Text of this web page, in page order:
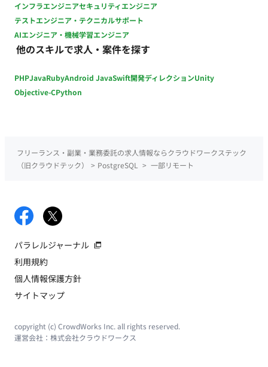
MySQL、SQLite、Redis インフラ／クラウド：Terraform、
Kubernetes、GCP／AWS／Azure コンテナ・仮想化：
Docker、Docker Compose CI／CD：GitHub Actions 監視・エ
ラー監視：Prometheus、Sentry、Cloud Monitoring、Cloud
管理：GitHub プロジェクト管理：GitHub、Notion、Google
Workspace 情報共有ツール：GitHub、Notion、Slack、Miro、
ト/神田駅（出社頻度が多い方を優先致します。） （オフィス：
東京都千代田区神田鍛冶町３丁目３−１ 神田ノースフロントビ
インフラエンジニアセキュリティエンジニア
テストエンジニア・テクニカルサポート
AIエンジニア・機械学習エンジニア
他のスキルで求人・案件を探す
PHPJavaRubyAndroid JavaSwift開発ディレクションUnity
Objective-CPython
フリーランス・副業・業務委託の求人情報ならクラウドワークステック
（旧クラウドテック）
> PostgreSQL > 一部リモート
パラレルジャーナル
利用規約
個人情報保護方針
サイトマップ
copyright (c) CrowdWorks Inc. all rights reserved.
運営会社： 株式会社クラウドワークス